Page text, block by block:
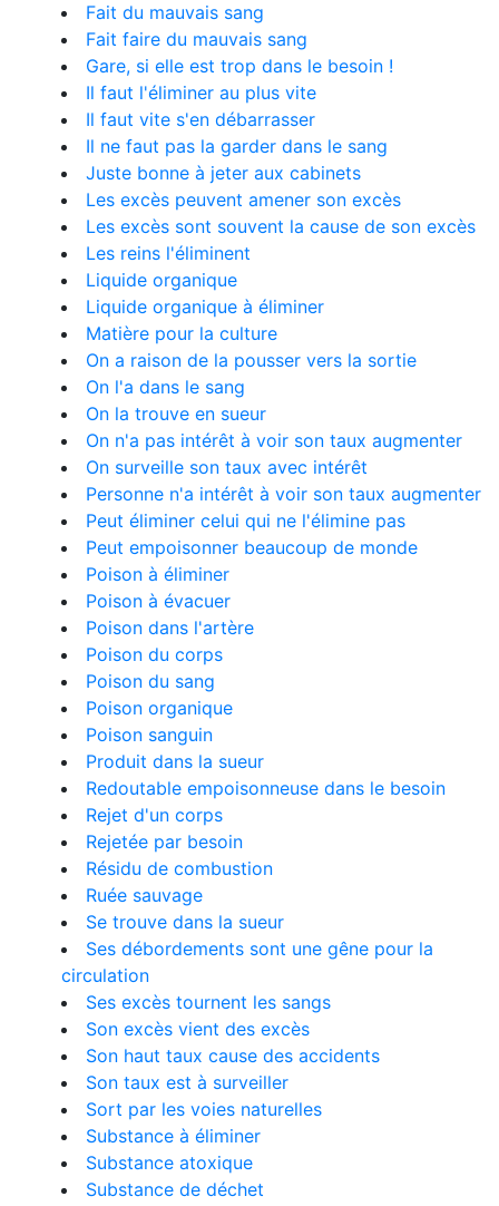
Fait du mauvais sang
Fait faire du mauvais sang
Gare, si elle est trop dans le besoin !
Il faut l'éliminer au plus vite
Il faut vite s'en débarrasser
Il ne faut pas la garder dans le sang
Juste bonne à jeter aux cabinets
Les excès peuvent amener son excès
Les excès sont souvent la cause de son excès
Les reins l'éliminent
Liquide organique
Liquide organique à éliminer
Matière pour la culture
On a raison de la pousser vers la sortie
On l'a dans le sang
On la trouve en sueur
On n'a pas intérêt à voir son taux augmenter
On surveille son taux avec intérêt
Personne n'a intérêt à voir son taux augmenter
Peut éliminer celui qui ne l'élimine pas
Peut empoisonner beaucoup de monde
Poison à éliminer
Poison à évacuer
Poison dans l'artère
Poison du corps
Poison du sang
Poison organique
Poison sanguin
Produit dans la sueur
Redoutable empoisonneuse dans le besoin
Rejet d'un corps
Rejetée par besoin
Résidu de combustion
Ruée sauvage
Se trouve dans la sueur
Ses débordements sont une gêne pour la
circulation
Ses excès tournent les sangs
Son excès vient des excès
Son haut taux cause des accidents
Son taux est à surveiller
Sort par les voies naturelles
Substance à éliminer
Substance atoxique
Substance de déchet